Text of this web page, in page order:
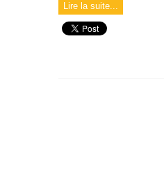
Lire la suite...